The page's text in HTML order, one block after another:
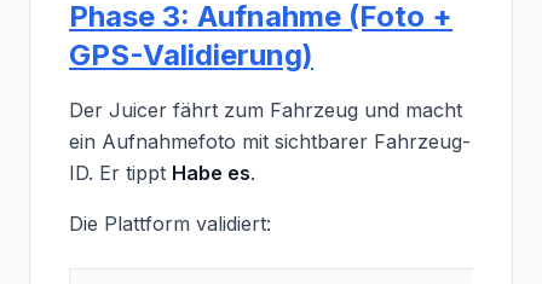
Phase 3: Aufnahme (Foto +
GPS-Validierung)
Der Juicer fährt zum Fahrzeug und macht
ein Aufnahmefoto mit sichtbarer Fahrzeug-
ID. Er tippt Habe es.
Die Plattform validiert: